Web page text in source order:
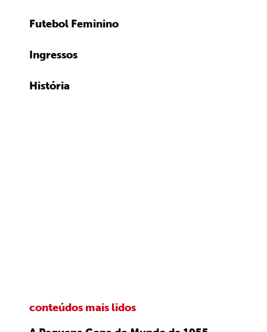
Futebol Feminino
Ingressos
História
conteúdos mais lidos